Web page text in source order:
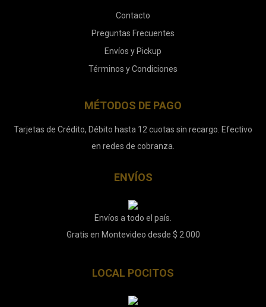
Contacto
Preguntas Frecuentes
Envíos y Pickup
Términos y Condiciones
MÉTODOS DE PAGO
Tarjetas de Crédito, Débito hasta 12 cuotas sin recargo. Efectivo
en redes de cobranza.
ENVÍOS
Envíos a todo el país.
Gratis en Montevideo desde $ 2.000
LOCAL POCITOS